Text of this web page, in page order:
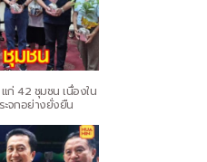
ก่ 42 ชุมชน เนื่องใน
จกอย่างยั่งยืน